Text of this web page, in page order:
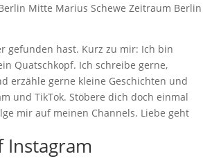
gefunden hast. Kurz zu mir: Ich bin
Quatschkopf. Ich schreibe gerne,
erzähle gerne kleine Geschichten und
und TikTok. Stöbere dich doch einmal
mir auf meinen Channels. Liebe geht
Instagram